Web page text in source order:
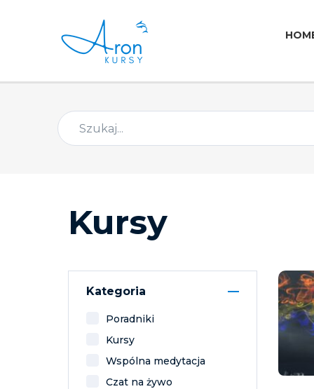
Kursy
Kategoria
Poradniki
Kursy
Wspólna medytacja
Czat na żywo